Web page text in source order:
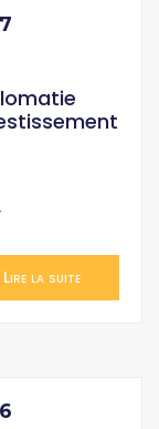
Lire la suite